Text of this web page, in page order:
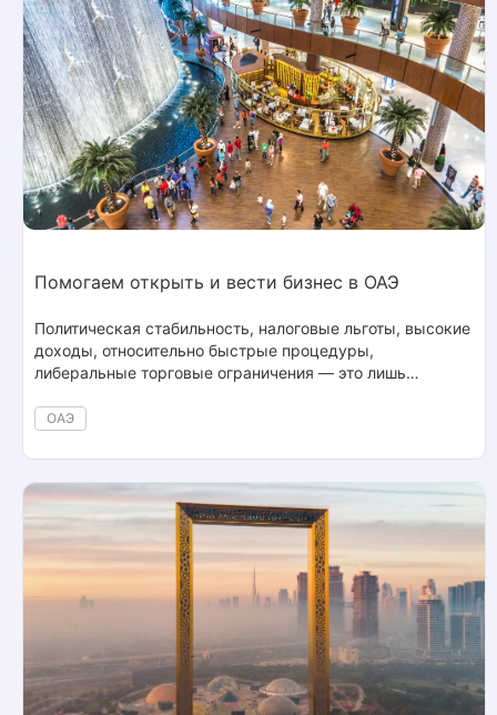
Помогаем открыть и вести бизнес в ОАЭ
ОАЭ
Политическая стабильность, налоговые льготы, высокие
доходы, относительно быстрые процедуры,
либеральные торговые ограничения — это лишь
бизнеса в ОАЭ.